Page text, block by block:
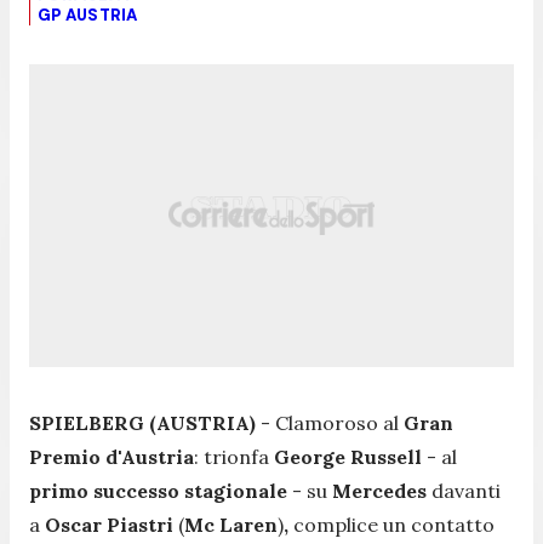
GP AUSTRIA
SPIELBERG (AUSTRIA) - Clamoroso al Gran
Premio d'Austria: trionfa George Russell - al
primo successo stagionale - su Mercedes davanti
a Oscar Piastri (Mc Laren), complice un contatto